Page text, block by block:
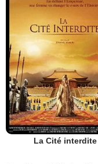
La Cité interdite